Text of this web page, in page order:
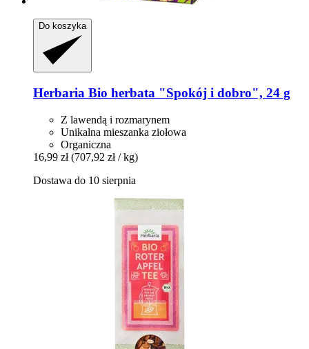
Do koszyka
Herbaria Bio herbata "Spokój i dobro", 24 g
Z lawendą i rozmarynem
Unikalna mieszanka ziołowa
Organiczna
16,99 zł (707,92 zł / kg)
Dostawa do 10 sierpnia